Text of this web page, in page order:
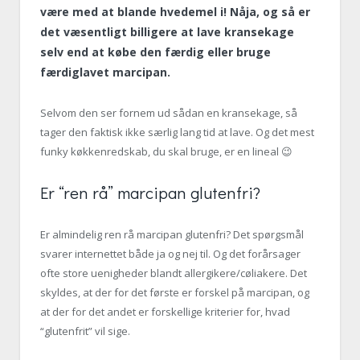
være med at blande hvedemel i! Nåja, og så er
det væsentligt billigere at lave kransekage
selv end at købe den færdig eller bruge
færdiglavet marcipan.
Selvom den ser fornem ud sådan en kransekage, så
tager den faktisk ikke særlig lang tid at lave. Og det mest
funky køkkenredskab, du skal bruge, er en lineal 😉
Er “ren rå” marcipan glutenfri?
Er almindelig ren rå marcipan glutenfri? Det spørgsmål
svarer internettet både ja og nej til. Og det forårsager
ofte store uenigheder blandt allergikere/cøliakere. Det
skyldes, at der for det første er forskel på marcipan, og
at der for det andet er forskellige kriterier for, hvad
“glutenfrit” vil sige.